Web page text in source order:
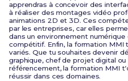
apprendras à concevoir des
à réaliser des montages vidéo
animations 2D et 3D. Ces
par les entreprises, car elles
dans un environnement numérique
compétitif. Enfin, la formation
variés. Que tu souhaites devenir
graphique, chef de projet digital
référencement, la formation MMI
réussir dans ces domaines.